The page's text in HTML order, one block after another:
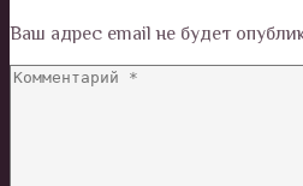
Ваш адрес email не будет